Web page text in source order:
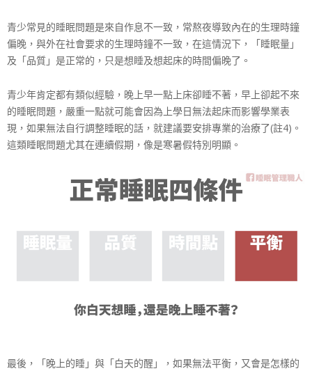
青少常見的睡眠問題是來自作息不一致，常熬夜導致內在的生理時鐘
偏晚，與外在社會要求的生理時鐘不一致，在這情況下，「睡眠量」
及「品質」是正常的，只是想睡及想起床的時間偏晚了。
青少年肯定都有類似經驗，晚上早一點上床卻睡不著，早上卻起不來
的睡眠問題，嚴重一點就可能會因為上學日無法起床而影響學業表
現，如果無法自行調整睡眠的話，就建議要安排專業的治療了(註4)。
這類睡眠問題尤其在連續假期，像是寒暑假特別明顯。
最後，「晚上的睡」與「白天的醒」，如果無法平衡，又會是怎樣的